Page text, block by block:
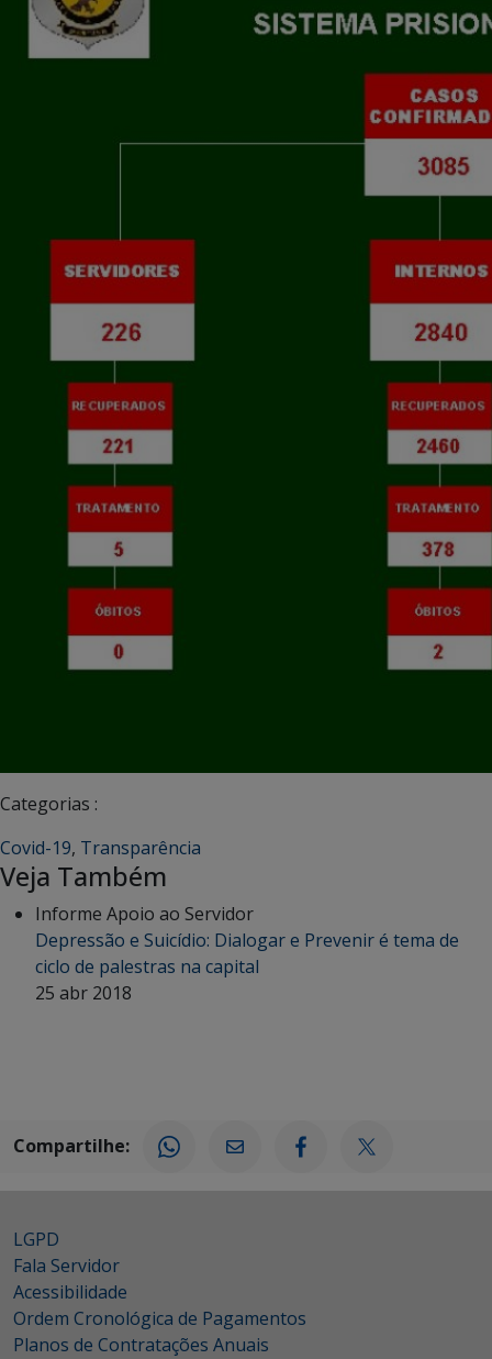
Categorias :
Covid-19, Transparência
Veja Também
Informe Apoio ao Servidor
Depressão e Suicídio: Dialogar e Prevenir é tema de
ciclo de palestras na capital
25 abr 2018
Compartilhe:
LGPD
Fala Servidor
Acessibilidade
Ordem Cronológica de Pagamentos
Planos de Contratações Anuais